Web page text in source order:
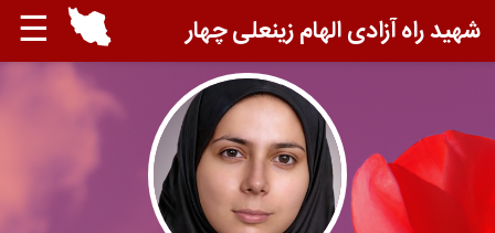
☰ شهید راه آزادی الهام زینعلی چهار